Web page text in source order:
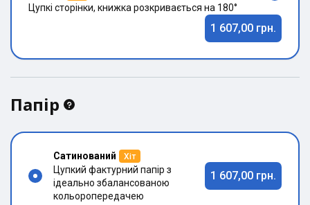
Цупкі сторінки, книжка розкривається на 180°
1 607,00 грн.
Папір
Сатинований Хіт
Цупкий фактурний папір з
ідеально збалансованою
кольоропередачею
1 607,00 грн.